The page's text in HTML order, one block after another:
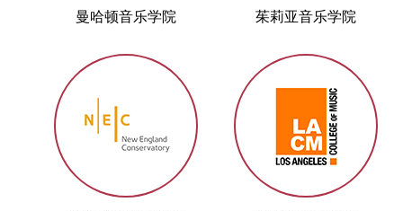
曼哈顿音乐学院 茱莉亚音乐学院